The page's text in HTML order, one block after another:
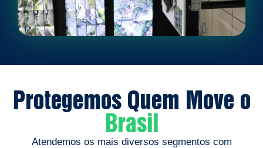
Protegemos Quem Move o
Brasil
Atendemos os mais diversos segmentos com